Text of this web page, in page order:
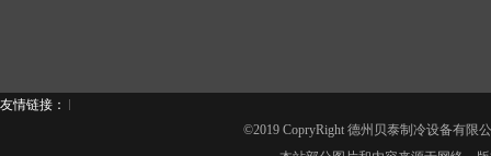
友情链接：
©2019 CopryRight 德州贝泰制冷设备有限